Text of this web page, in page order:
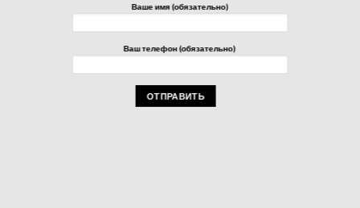
Ваше имя (обязательно)
Ваш телефон (обязательно)